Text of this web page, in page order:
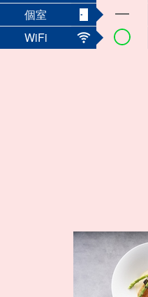
個室
WiFi